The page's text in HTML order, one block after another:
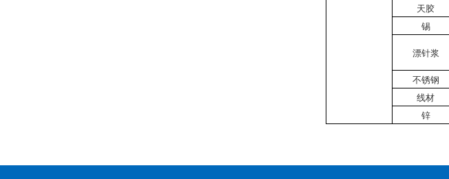
天胶
锡
漂针浆
不锈钢
线材
锌